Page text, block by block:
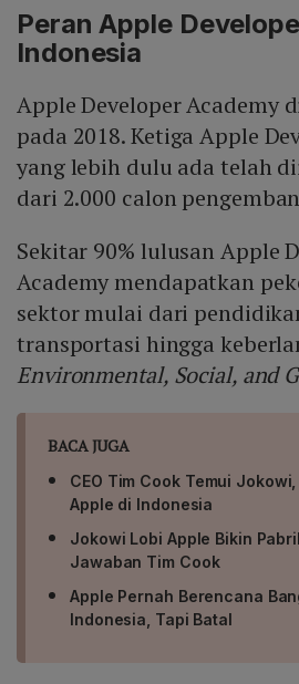
Peran Apple
Indonesia
Apple Developer Academy
pada 2018. Ketiga Apple
yang lebih dulu ada telah
dari 2.000 calon
Sekitar 90% lulusan Apple
Academy mendapatkan
sektor mulai dari
transportasi hingga
Environmental, Social, and
BACA JUGA
CEO Tim Cook Temui
Apple di Indonesia
Jokowi Lobi Apple Bikin
Jawaban Tim Cook
Apple Pernah Berencana
Indonesia, Tapi Batal